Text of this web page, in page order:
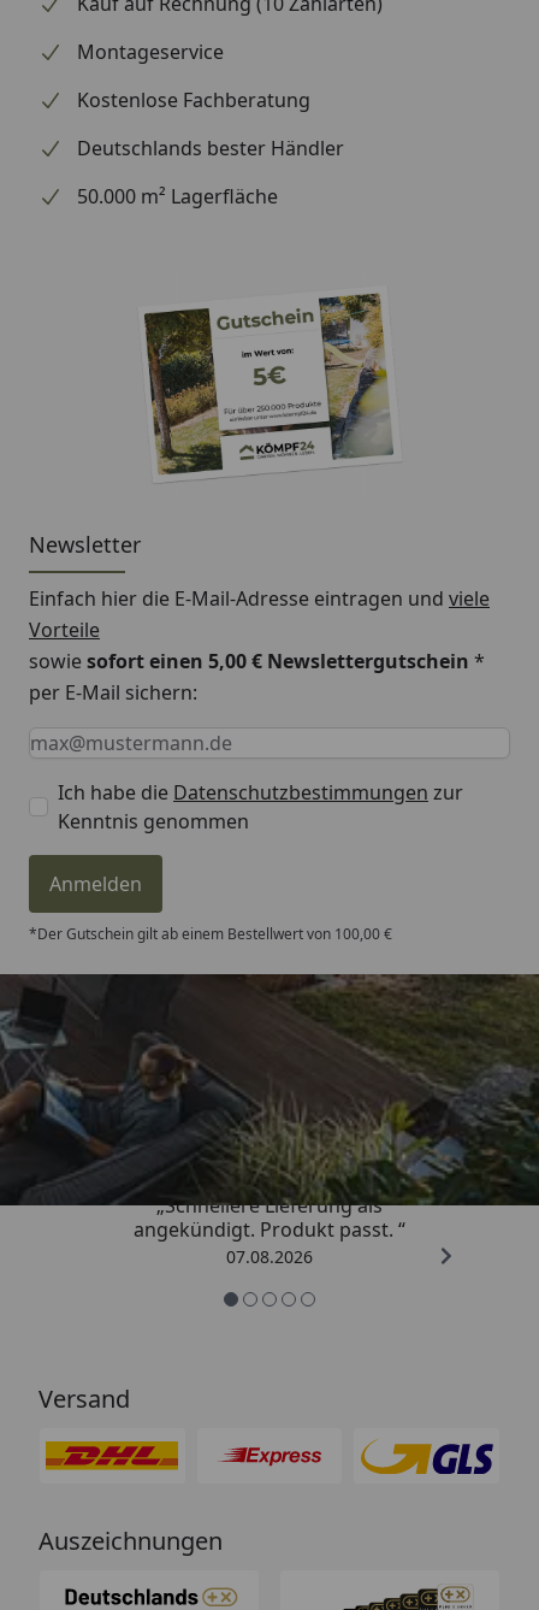
Montageservice
Kostenlose Fachberatung
Deutschlands bester Händler
50.000 m² Lagerfläche
Newsletter
Einfach hier die E-Mail-Adresse eintragen und viele
Vorteile
sowiesofort einen 5,00 € Newslettergutschein *
per E-Mail sichern:
Keine Eingabe erforderlich
Eingabe erforderlich
E-Mail *
Ich habe die Datenschutzbestimmungen zur
Kenntnis genommen
Anmelden
*Der Gutschein gilt ab einem Bestellwert von 100,00 €
Trusted Shops
4,81/ 5
„Schnellere Lieferung als
angekündigt. Produkt passt. “
07.08.2026
Versand
Auszeichnungen